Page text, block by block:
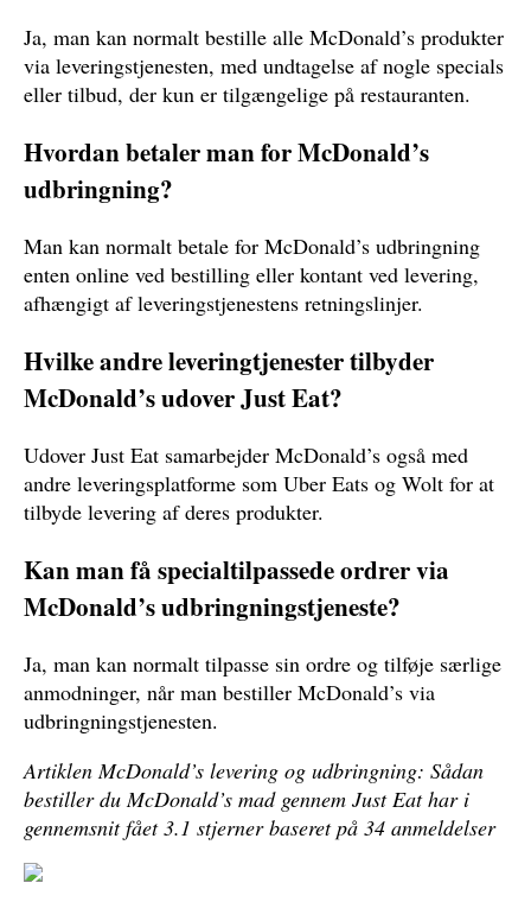
Ja, man kan normalt bestille alle McDonald’s produkter
via leveringstjenesten, med undtagelse af nogle specials
eller tilbud, der kun er tilgængelige på restauranten.
Hvordan betaler man for McDonald’s
udbringning?
Man kan normalt betale for McDonald’s udbringning
enten online ved bestilling eller kontant ved levering,
afhængigt af leveringstjenestens retningslinjer.
Hvilke andre leveringtjenester tilbyder
McDonald’s udover Just Eat?
Udover Just Eat samarbejder McDonald’s også med
andre leveringsplatforme som Uber Eats og Wolt for at
tilbyde levering af deres produkter.
Kan man få specialtilpassede ordrer via
McDonald’s udbringningstjeneste?
Ja, man kan normalt tilpasse sin ordre og tilføje særlige
anmodninger, når man bestiller McDonald’s via
udbringningstjenesten.
Artiklen McDonald’s levering og udbringning: Sådan
bestiller du McDonald’s mad gennem Just Eat har i
gennemsnit fået3.1 stjerner baseret på 34 anmeldelser